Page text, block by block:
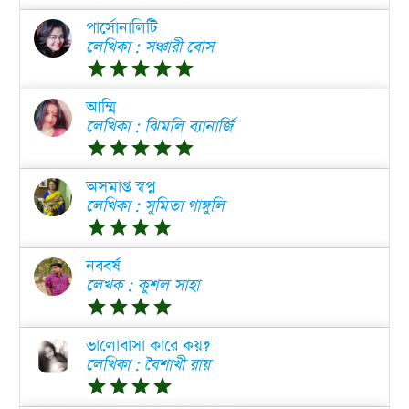
পার্সোনালিটি
লেখিকা : সঞ্চারী বোস
gradegradegradegradegrade
আম্মি
লেখিকা : ঝিমলি ব্যানার্জি
gradegradegradegradegrade
অসমাপ্ত স্বপ্ন
লেখিকা : সুমিতা গাঙ্গুলি
gradegradegradegrade
নববর্ষ
লেখক : কুশল সাহা
gradegradegradegrade
ভালোবাসা কারে কয়?
লেখিকা : বৈশাখী রায়
gradegradegradegrade